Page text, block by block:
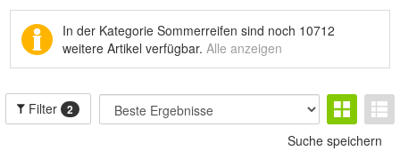
In der Kategorie Sommerreifen sind noch 10712
weitere Artikel verfügbar. Alle anzeigen
Filter 2
Suche speichern